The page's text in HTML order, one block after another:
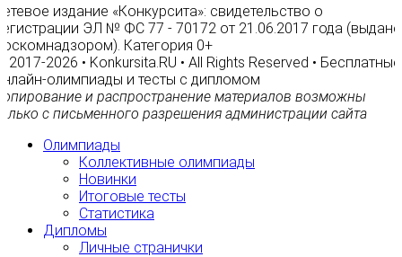
издание «Конкурсита»: свидетельство о
ЭЛ № ФС 77 - 70172 от 21.06.2017 года (выдано
Категория 0+
2017-2026 • Konkursita.RU • All Rights Reserved • Бесплатные
олимпиады и тесты с дипломом
и распространение материалов возможны
с письменного разрешения администрации сайта
Олимпиады
Коллективные олимпиады
Новинки
Итоговые тесты
Статистика
Дипломы
Личные странички